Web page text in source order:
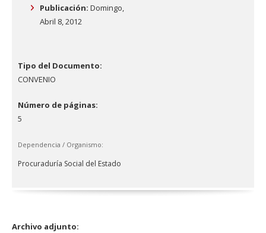
Publicación: Domingo,
Abril 8, 2012
Tipo del Documento:
CONVENIO
Número de páginas:
5
Dependencia / Organismo:
Procuraduría Social del Estado
Archivo adjunto: